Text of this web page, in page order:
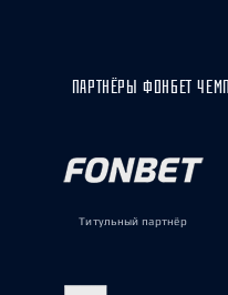
ПАРТНЁРЫ ФОНБЕТ
Титульный партнёр